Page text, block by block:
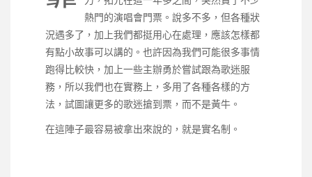
熱門的演唱會門票。說多不多，但各種狀
況遇多了，加上我們都挺用心在處理，應該怎樣都
有點小故事可以講的。也許因為我們可能很多事情
跑得比較快，加上一些主辦勇於嘗試跟為歌迷服
務，所以我們也在實務上，多用了各種各樣的方
法，試圖讓更多的歌迷搶到票，而不是黃牛。
在這陣子最容易被拿出來說的，就是實名制。